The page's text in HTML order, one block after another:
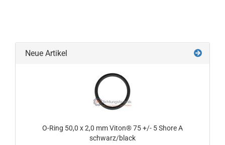
Neue Artikel
O-Ring 50,0 x 2,0 mm Viton® 75 +/- 5 Shore A
schwarz/black